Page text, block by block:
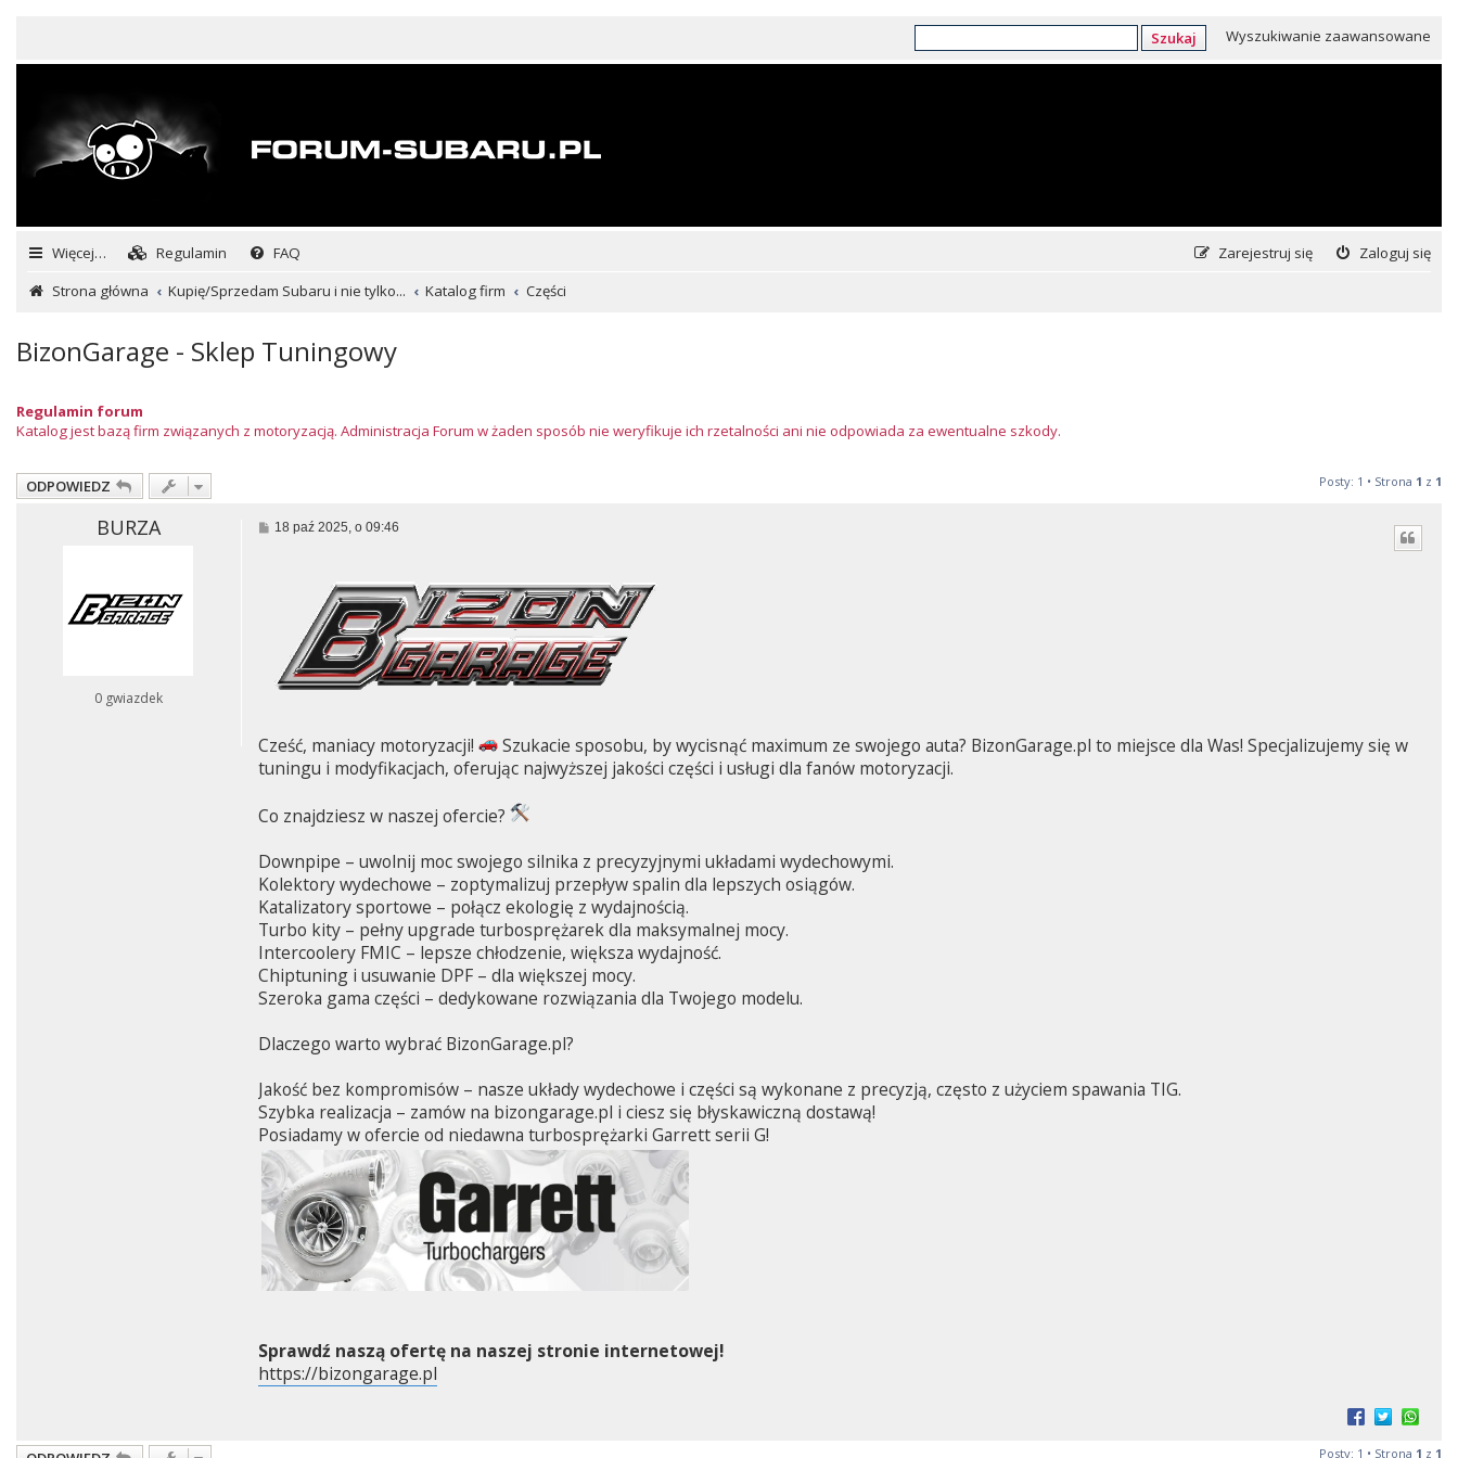
Szukaj Wyszukiwanie zaawansowane
Więcej… Regulamin FAQ Zaloguj się
Zarejestruj się
Strona główna
Kupię/Sprzedam Subaru i nie tylko... Katalog firm Części
BizonGarage - Sklep Tuningowy
Regulamin forum
Katalog jest bazą firm związanych z motoryzacją. Administracja Forum w żaden sposób nie weryfikuje ich rzetalności ani nie odpowiada za ewentualne szkody.
ODPOWIEDZ Posty: 1 • Strona 1 z 1
BURZA
0 gwiazdek
P18 paź 2025, o 09:46
Cześć, maniacy motoryzacji!
Szukacie sposobu, by wycisnąć maximum ze swojego auta? BizonGarage.pl to miejsce dla Was! Specjalizujemy się w
tuningu i modyfikacjach, oferując najwyższej jakości części i usługi dla fanów motoryzacji.
Co znajdziesz w naszej ofercie?
Downpipe – uwolnij moc swojego silnika z precyzyjnymi układami wydechowymi.
Kolektory wydechowe – zoptymalizuj przepływ spalin dla lepszych osiągów.
Katalizatory sportowe – połącz ekologię z wydajnością.
Turbo kity – pełny upgrade turbosprężarek dla maksymalnej mocy.
Intercoolery FMIC – lepsze chłodzenie, większa wydajność.
Chiptuning i usuwanie DPF – dla większej mocy.
Szeroka gama części – dedykowane rozwiązania dla Twojego modelu.
Dlaczego warto wybrać BizonGarage.pl?
Jakość bez kompromisów – nasze układy wydechowe i części są wykonane z precyzją, często z użyciem spawania TIG.
Szybka realizacja – zamów na bizongarage.pl i ciesz się błyskawiczną dostawą!
Posiadamy w ofercie od niedawna turbosprężarki Garrett serii G!
Sprawdź naszą ofertę na naszej stronie internetowej!
https://bizongarage.pl
Posty: 1 • Strona 1 z 1